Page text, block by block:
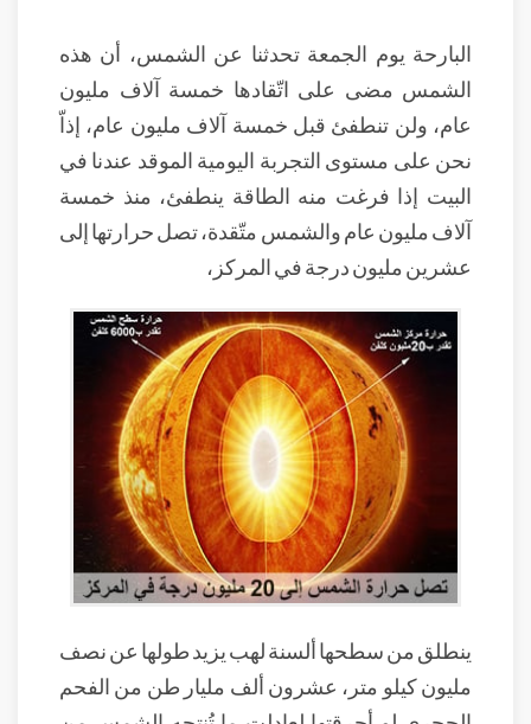
البارحة يوم الجمعة تحدثنا عن الشمس، أن هذه
الشمس مضى على اتّقادها خمسة آلاف مليون
عام، ولن تنطفئ قبل خمسة آلاف مليون عام، إذاّ
نحن على مستوى التجربة اليومية الموقد عندنا في
البيت إذا فرغت منه الطاقة ينطفئ، منذ خمسة
آلاف مليون عام والشمس متّقدة، تصل حرارتها إلى
عشرين مليون درجة في المركز،
ينطلق من سطحها ألسنة لهب يزيد طولها عن نصف
مليون كيلو متر، عشرون ألف مليار طن من الفحم